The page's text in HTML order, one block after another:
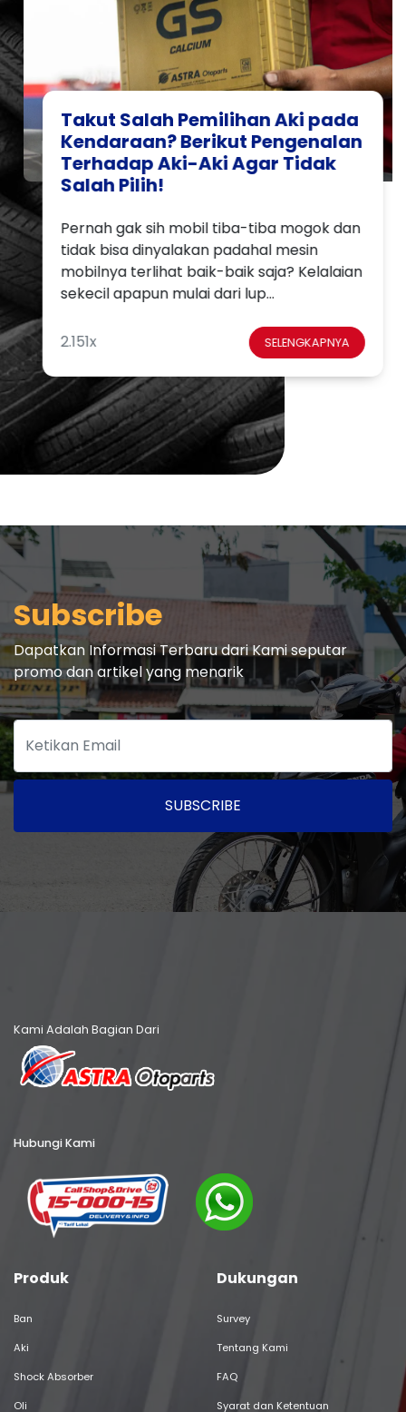
Takut Salah Pemilihan Aki pada
Kendaraan? Berikut Pengenalan
Terhadap Aki-Aki Agar Tidak
Salah Pilih!
Pernah gak sih mobil tiba-tiba mogok dan
tidak bisa dinyalakan padahal mesin
mobilnya terlihat baik-baik saja? Kelalaian
sekecil apapun mulai dari lup...
2.151x SELENGKAPNYA
Subscribe
Dapatkan Informasi Terbaru dari Kami seputar
promo dan artikel yang menarik
SUBSCRIBE
Kami Adalah Bagian Dari
Hubungi Kami
Produk
Ban
Aki
Shock Absorber
Oli
Dukungan
Survey
Tentang Kami
FAQ
Syarat dan Ketentuan